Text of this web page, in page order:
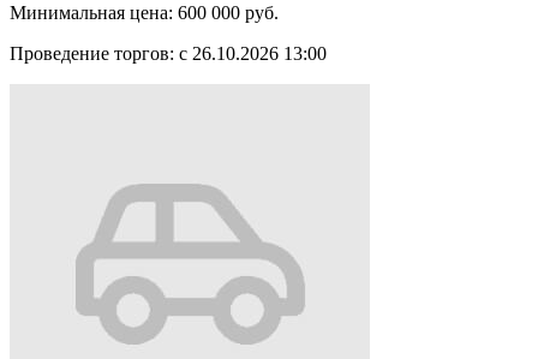
Минимальная цена: 600 000 руб.
Проведение торгов: с 26.10.2026 13:00